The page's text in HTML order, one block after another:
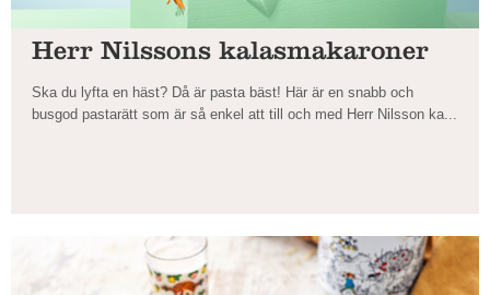
Herr Nilssons kalasmakaroner
Ska du lyfta en häst? Då är pasta bäst! Här är en snabb och
busgod pastarätt som är så enkel att till och med Herr Nilsson ka...